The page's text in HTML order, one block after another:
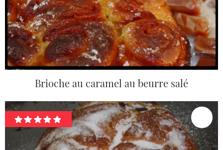
Brioche au caramel au beurre salé